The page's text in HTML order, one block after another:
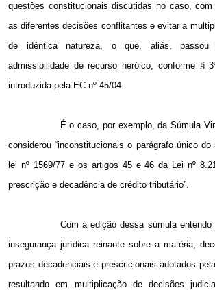
questões constitucionais discutidas no caso,
as diferentes decisões conflitantes e evitar a
de idêntica natureza, o que, aliás,
admissibilidade de recurso heróico, conforme §
introduzida pela EC nº 45/04.
É o caso, por exemplo, da Súmula
considerou “inconstitucionais o parágrafo único do
lei nº 1569/77 e os artigos 45 e 46 da Lei nº
prescrição e decadência de crédito tributário”.
Com a edição dessa súmula
insegurança jurídica reinante sobre a matéria,
prazos decadenciais e prescricionais adotados
resultando em multiplicação de decisões